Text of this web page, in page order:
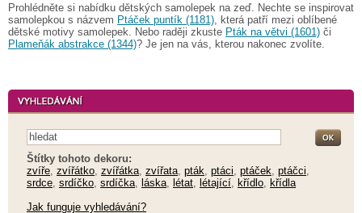
Prohlédněte si nabídku dětských samolepek na zeď. Nechte se inspirovat
samolepkou s názvem Ptáček puntík (1181) , která patří mezi oblíbené
dětské motivy samolepek. Nebo raději zkuste Pták na větvi (1601) či
Plameňák abstrakce (1344)? Je jen na vás, kterou nakonec zvolíte.
Štítky tohoto dekoru:
zvíře zvířátko zvířátka zvířata pták ptáci ptáček ptáčci
srdce srdíčko srdíčka láska létat létající křídlo
křídla
Jak funguje vyhledávání?